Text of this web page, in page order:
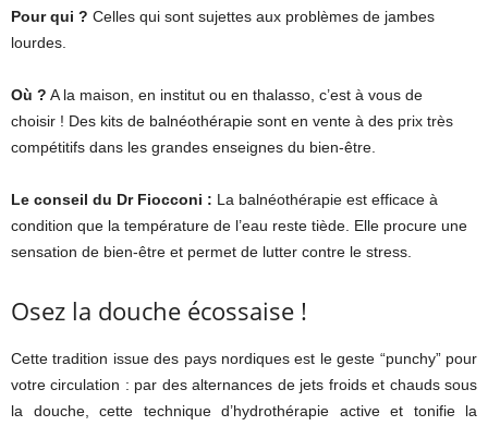
Pour qui ? Celles qui sont sujettes aux problèmes de jambes
lourdes.
Où ? A la maison, en institut ou en thalasso, c’est à vous de
choisir ! Des kits de balnéothérapie sont en vente à des prix très
compétitifs dans les grandes enseignes du bien-être.
Le conseil du Dr Fiocconi : La balnéothérapie est efficace à
condition que la température de l’eau reste tiède. Elle procure une
sensation de bien-être et permet de lutter contre le stress.
Osez la douche écossaise !
Cette tradition issue des pays nordiques est le geste “punchy” pour
votre circulation : par des alternances de jets froids et chauds sous
la douche, cette technique d’hydrothérapie active et tonifie la